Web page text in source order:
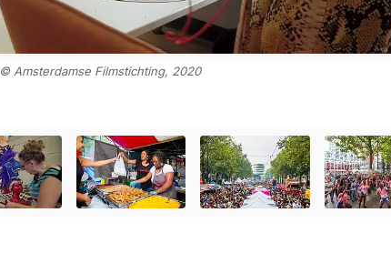
© Amsterdamse Filmstichting, 2020